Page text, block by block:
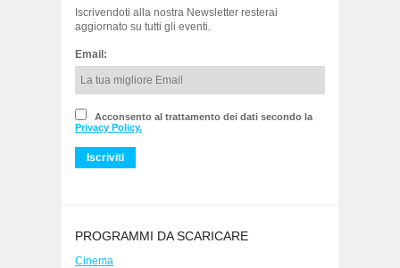
Iscrivendoti alla nostra Newsletter resterai
aggiornato su tutti gli eventi.
Email:
Acconsento al trattamento dei dati secondo la
Privacy Policy.
PROGRAMMI DA SCARICARE
Cinema